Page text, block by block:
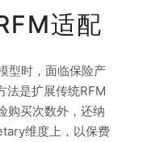
适配
型时，面临保险产
法是扩展传统RFM
购买次数外，还纳
维度上，以保费